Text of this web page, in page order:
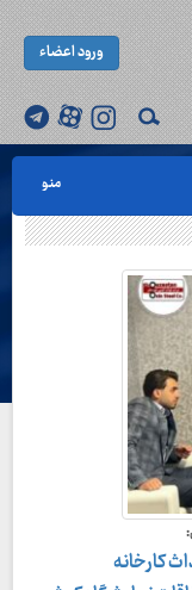
ورود اعضاء
منو
احداث کارخانه